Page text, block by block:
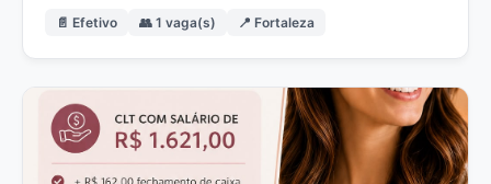
📄 Efetivo 👥 1 vaga(s) 📍 Fortaleza